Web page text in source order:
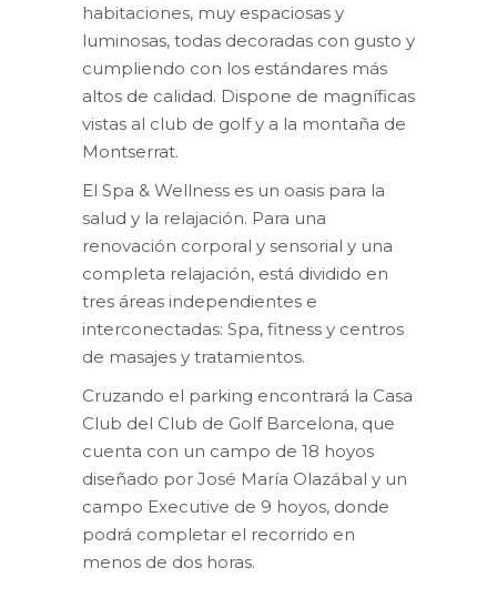
habitaciones, muy espaciosas y
luminosas, todas decoradas con gusto y
cumpliendo con los estándares más
altos de calidad. Dispone de magníficas
vistas al club de golf y a la montaña de
Montserrat.
El Spa & Wellness es un oasis para la
salud y la relajación. Para una
renovación corporal y sensorial y una
completa relajación, está dividido en
tres áreas independientes e
interconectadas: Spa, fitness y centros
de masajes y tratamientos.
Cruzando el parking encontrará la Casa
Club del Club de Golf Barcelona, que
cuenta con un campo de 18 hoyos
diseñado por José María Olazábal y un
campo Executive de 9 hoyos, donde
podrá completar el recorrido en
menos de dos horas.